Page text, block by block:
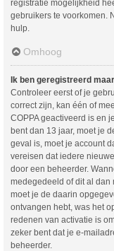
registratie mogelijkheid
gebruikers te voorkomen.
hulp.
Omhoog
Ik ben geregistreerd
Controleer eerst of je
correct zijn, kan één of
COPPA geactiveerd is en
bent dan 13 jaar, moet je
geval is, moet je account
vereisen dat iedere
door een beheerder.
medegedeeld of dit al dan
moet je de daarin
ontvangen hebt, was het
redenen van activatie is
zeker bent dat je e-
beheerder.